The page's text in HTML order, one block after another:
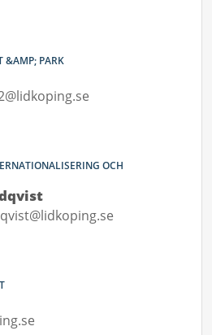
&AMP; PARK
OCH